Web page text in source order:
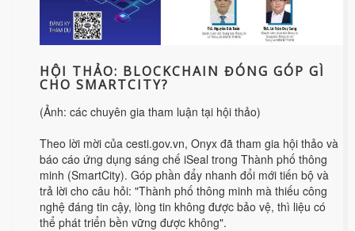
HỘI THẢO: BLOCKCHAIN ĐÓNG GÓP GÌ
CHO SMARTCITY?
(Ảnh: các chuyên gia tham luận tại hội thảo)
Theo lời mời của cesti.gov.vn, Onyx đã tham gia hội thảo và
báo cáo ứng dụng sáng chế iSeal trong Thành phố thông
minh (SmartCity). Góp phần đẩy nhanh đổi mới tiến bộ và
trả lời cho câu hỏi: "Thành phố thông minh mà thiếu công
nghệ đáng tin cậy, lòng tin không được bảo vệ, thì liệu có
thể phát triển bền vững được không".